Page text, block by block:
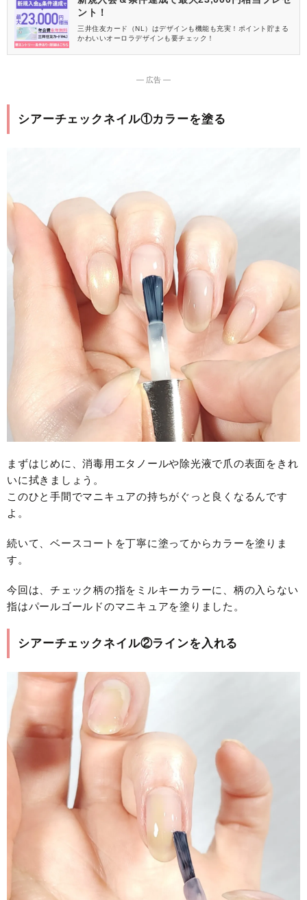
ント！
三井住友カード（NL）はデザインも機能も充実！ポイント貯まる
かわいいオーロラデザインも要チェック！
― 広告 ―
シアーチェックネイル①カラーを塗る
まずはじめに、消毒用エタノールや除光液で爪の表面をきれ
いに拭きましょう。
このひと手間でマニキュアの持ちがぐっと良くなるんです
よ。
続いて、ベースコートを丁寧に塗ってからカラーを塗りま
す。
今回は、チェック柄の指をミルキーカラーに、柄の入らない
指はパールゴールドのマニキュアを塗りました。
シアーチェックネイル②ラインを入れる